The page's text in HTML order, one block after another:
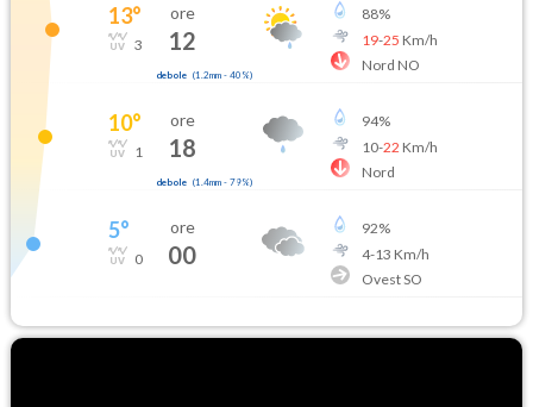
13°
3
ore
12
debole (1.2mm- 40 %)
88%
19-25 Km/h
Nord NO
10°
1
ore
18
debole (1.4mm- 79%)
94%
10-22 Km/h
Nord
5°
0
ore
00
92%
4-13 Km/h
Ovest SO